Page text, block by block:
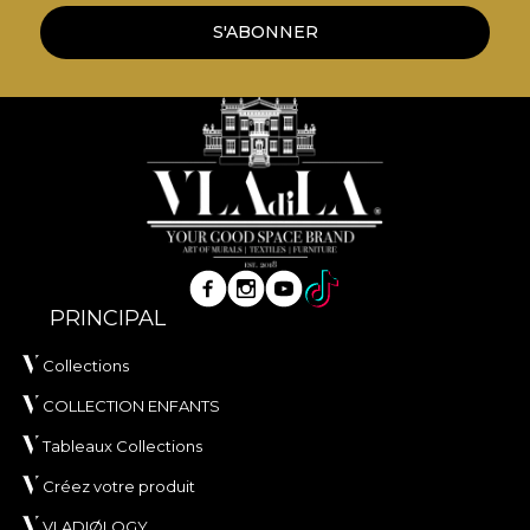
Matière VELVET
l’allure sophistiquée, pensée pour les intérieurs où
le confort tactile et l’élégance visuelle sont
essentiels. Composé de100% polyester
300 g/m² , ce qui lui confère de la
tenue et une présence visuelle généreuse.
La matière bénéficie d’un traitement
et de propriétésFire Retardant
la rend adaptée aussi bien à un usage résidentiel
est certifiée
Avec une largeur de
bonne résistance à l’usure, avec
test d’abrasion. Il se distingue également par un
bon comportement au boulochage, au frottement
S'ABONNER
PRINCIPAL
Collections
COLLECTION ENFANTS
Tableaux Collections
Créez votre produit